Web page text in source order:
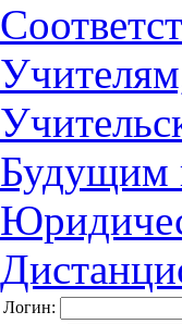
Будущим
Логин: